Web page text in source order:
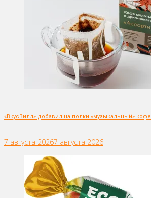
«ВкусВилл» добавил на полки «музыкальный» кофе
7 августа 20267 августа 2026